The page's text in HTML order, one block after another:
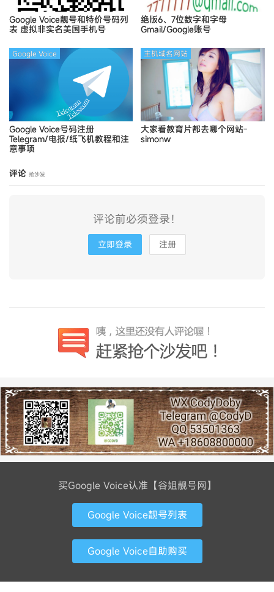
Google Voice靓号和特价号码列
表 虚拟非实名美国手机号
绝版6、7位数字和字母
Gmail/Google账号
Google Voice号码注册
Telegram/电报/纸飞机教程和注
意事项
Google Voice
大家看教育片都去哪个网站-
simonw
主机域名网站
评论 抢沙发
评论前必须登录！
立即登录 注册
买Google Voice认准【谷姐靓号网】
Google Voice靓号列表
Google Voice自助购买